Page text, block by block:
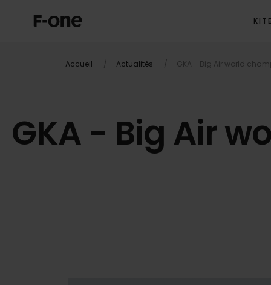
GKA - Big Air
Accueil Actualités GKA - Big Air world